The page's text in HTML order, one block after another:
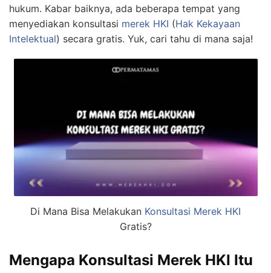
hukum. Kabar baiknya, ada beberapa tempat yang
menyediakan konsultasi merek HKI (Hak Kekayaan
Intelektual) secara gratis. Yuk, cari tahu di mana saja!
Di Mana Bisa Melakukan Konsultasi Merek HKI
Gratis?
Mengapa Konsultasi Merek HKI Itu